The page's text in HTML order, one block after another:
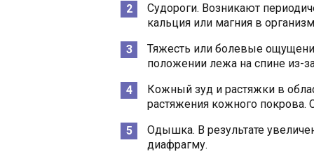
Судороги. Возникают
кальция или магния в
Тяжесть или болевые
положении лежа на спине из-
Кожный зуд и растяжки в
растяжения кожного
Одышка. В результате
диафрагму.